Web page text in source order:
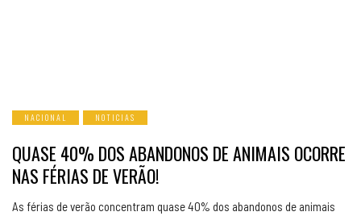
NACIONAL NOTICIAS
QUASE 40% DOS ABANDONOS DE ANIMAIS OCORRE
NAS FÉRIAS DE VERÃO!
As férias de verão concentram quase 40% dos abandonos de animais